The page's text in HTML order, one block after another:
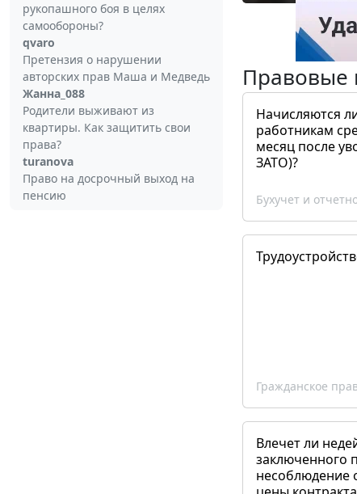
рукопашного боя в целях
самообороны?
qvaro
Претензия о нарушении
авторских прав Маша и Медведь
Жанна_088
Родители выживают из
квартиры. Как защитить свои
права?
turanova
Право на досрочный выход на
пенсию
Правовые
Начисляются
работникам
месяц после
ЗАТО)?
Бухучет и
Гражданское
Влечет ли
заключенного
несоблюдение